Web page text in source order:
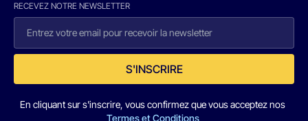
RECEVEZ NOTRE NEWSLETTER
S'INSCRIRE
En cliquant sur s'inscrire, vous confirmez que vous acceptez nos
Termes et Conditions